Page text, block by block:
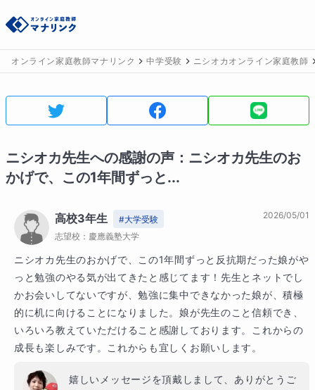
オンライン家庭教師マナリンク 中学受験 ニシオカオンライン家庭教師
ニシオカ先生への感謝の声： ニシオカ先生のお
かげで、この1年間ずっと...
高校3年生 #大学受験
志望校： 慶應義塾大学
2026/05/01
ニシオカ先生のおかげで、この1年間ずっと反抗期だった娘がや
っと勉強のやる気が出てきたと感じてます！先生とネットでし
かお会いしてないですが、勉強に集中できなかった娘が、積極
的に机に向けることになりました。娘が先生のこと信頼でき、
いろいろ教えていただけること感謝しております。これからの
成長も楽しみです。これからも宜しくお願いします。
嬉しいメッセージを頂戴しまして、ありがとうご